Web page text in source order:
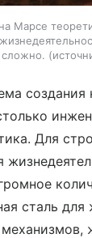
Марсе
сложно.
Для
сталь